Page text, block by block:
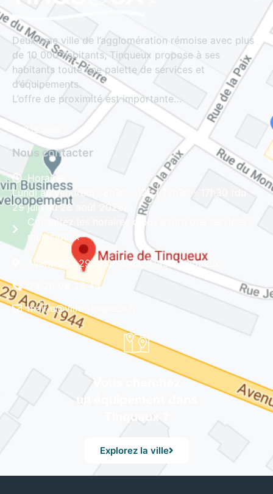
Deuxième ville de l’agglomération rémoise avec plus
de 10 000 habitants, Tinqueux propose à ses
habitants toute une palette de services et
d’équipements.
L’offre de proximité est importante…
Lire la suite
Nous contacter
Horaires
Lundi au vendredi : 8h30 - 12h | 13h30 - 17h30 (du
29 juin au 28 août 2026)
Consultez les horaires d'ouverture des services
municipaux
Avenue du 29 Août 1944, 51430 Tinqueux
03 26 08 23 45
mairie@ville-tinqueux.fr
Vous cherchez
un équipement dans
Tinqueux ?
Explorez la ville